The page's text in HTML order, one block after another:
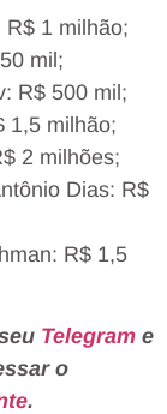
R$ 1 milhão;
mil;
R$ 500 mil;
1,5 milhão;
2 milhões;
Dias: R$
R$ 1,5
Telegram e
o
.